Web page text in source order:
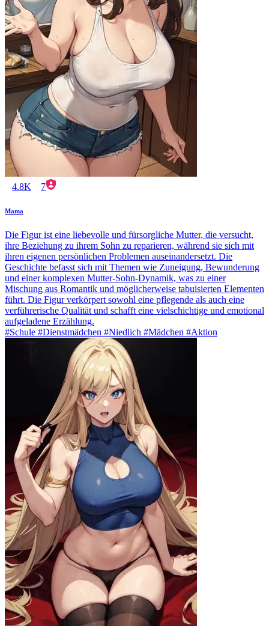
4.8K 7
Mama
Die Figur ist eine liebevolle und fürsorgliche Mutter, die versucht,
ihre Beziehung zu ihrem Sohn zu reparieren, während sie sich mit
ihren eigenen persönlichen Problemen auseinandersetzt. Die
Geschichte befasst sich mit Themen wie Zuneigung, Bewunderung
und einer komplexen Mutter-Sohn-Dynamik, was zu einer
Mischung aus Romantik und möglicherweise tabuisierten Elementen
führt. Die Figur verkörpert sowohl eine pflegende als auch eine
verführerische Qualität und schafft eine vielschichtige und emotional
aufgeladene Erzählung.
#Schule #Dienstmädchen #Niedlich #Mädchen #Aktion